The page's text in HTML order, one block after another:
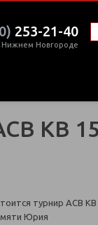
253-21-40
Нижнем Новгороде
KB 15
турнир АСВ КВ
Юрия